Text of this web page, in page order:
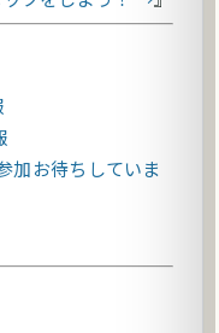
加お待ちしていま